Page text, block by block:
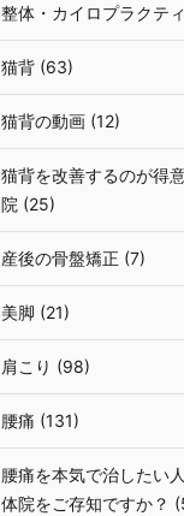
整体・カイロプラクテ
猫背 (63)
猫背の動画 (12)
猫背を改善するのが得
院 (25)
産後の骨盤矯正 (7)
美脚 (21)
肩こり (98)
腰痛 (131)
腰痛を本気で治したい
体院をご存知ですか？